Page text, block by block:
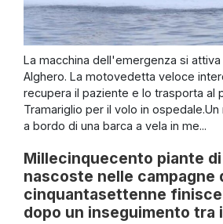
La macchina dell'emergenza si
Alghero. La motovedetta veloce
recupera il paziente e lo trasporta al
Tramariglio per il volo in
a bordo di una barca a vela in me...
Millecinquecento piante
nascoste nelle campagne
cinquantasettenne
dopo un inseguimento tra